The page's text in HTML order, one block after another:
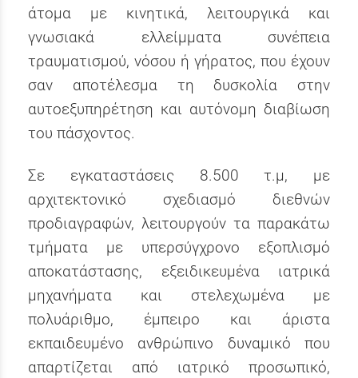
άτομα με κινητικά, λειτουργικά και
γνωσιακά ελλείμματα συνέπεια
τραυματισμού, νόσου ή γήρατος, που έχουν
σαν αποτέλεσμα τη δυσκολία στην
αυτοεξυπηρέτηση και αυτόνομη διαβίωση
του πάσχοντος.
Σε εγκαταστάσεις 8.500 τ.μ, με
αρχιτεκτονικό σχεδιασμό διεθνών
προδιαγραφών, λειτουργούν τα παρακάτω
τμήματα με υπερσύγχρονο εξοπλισμό
αποκατάστασης, εξειδικευμένα ιατρικά
μηχανήματα και στελεχωμένα με
πολυάριθμο, έμπειρο και άριστα
εκπαιδευμένο ανθρώπινο δυναμικό που
απαρτίζεται από ιατρικό προσωπικό,